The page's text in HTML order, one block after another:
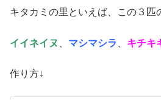
キタカミの里といえば、この３匹
イイネイヌ マシマシラ キチキ
作り方↓